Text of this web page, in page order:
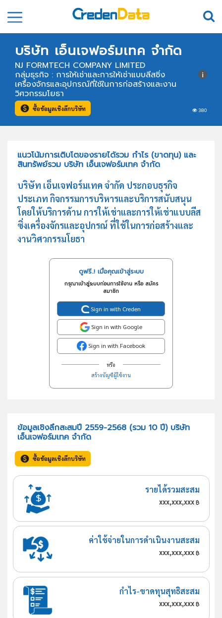
บริษัท เอ็นเจฟอร์มเทค จำกัด
NJ FORMTECH COMPANY LIMITED
380
กลุ่มธุรกิจ : การให้เช่าและการให้เช่าแบบลีสซิ่ง
เครื่องจักรและอุปกรณ์ที่ใช้ในการก่อสร้างและงาน
วิศวกรรมโยธา
ซื้อข้อมูลเชิงลึกบริษัท
แนวโน้มการเติบโตของรายได้รวม กำไร (ขาดทุน) และ
สินทรัพย์รวม บริษัท เอ็นเจฟอร์มเทค จำกัด
บริษัท เอ็นเจฟอร์มเทค จำกัด ประกอบธุรกิจ
ประเภท กิจกรรมการบริหารและบริการสนับสนุน
โดยให้บริการด้าน การให้เช่าและการให้เช่าแบบลีส
ซิ่งเครื่องจักรและอุปกรณ์ ที่ใช้ในการก่อสร้างและ
งานวิศวกรรมโยธา
ดูฟรี..! เมื่อคุณเข้าสู่ระบบ
กรุณาเข้าสู่ระบบก่อนการใช้งาน หรือ สมัคร
สมาชิก
Sign in with Creden
Sign in with Google
Sign in with Facebook
หรือ
สร้างบัญชีผู้ใช้งาน
ข้อมูลเชิงลึกสะสมปี 2559-2568 (รวม 10 ปี) บริษัท
เอ็นเจฟอร์มเทค จำกัด
ซื้อข้อมูลเชิงลึกบริษัท
รายได้รวมสะสม
xxx,xxx,xxx฿
ค่าใช้จ่ายในการดำเนินงานสะสม
xxx,xxx,xxx฿
กำไร-ขาดทุนสุทธิสะสม
xxx,xxx,xxx฿